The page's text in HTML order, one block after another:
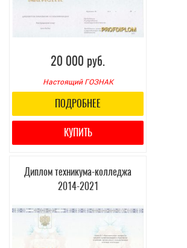
20 000 руб.
Настоящий ГОЗНАК
ПОДРОБНЕЕ
КУПИТЬ
Диплом техникума-колледжа
2014-2021